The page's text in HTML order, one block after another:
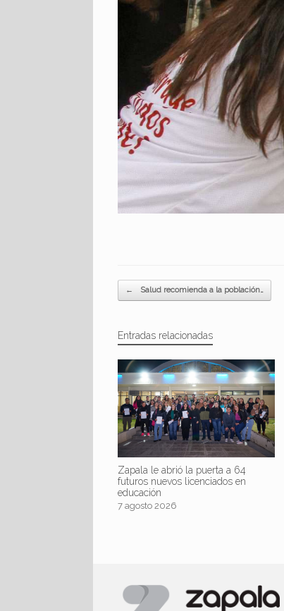
Navegador de artículos
← Salud recomienda a la población…
Entradas relacionadas
Zapala le abrió la puerta a 64
futuros nuevos licenciados en
educación
7 agosto 2026